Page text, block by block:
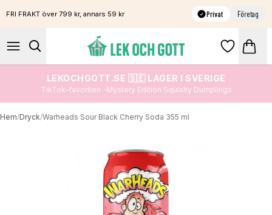
FRI FRAKT över 799 kr, annars 59 kr Privat Företag
LEKOCHGOTT.SE 🇸🇪 LAGER I SVERIGE
TikTok-favoriten -Mystery Edition Squishy Dumplings
Hem/Dryck/Warheads Sour Black Cherry Soda 355 ml